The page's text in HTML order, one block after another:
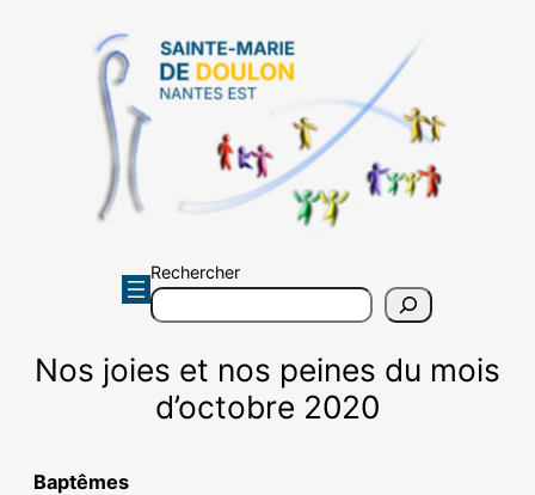
Rechercher
Nos joies et nos peines du mois
d’octobre 2020
Baptêmes